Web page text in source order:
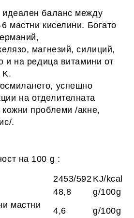
баланс между
мастни киселини. Богато
магнезий, силиций,
и на редица витамини от
K.
успешно
на отделителната
проблеми /акне,
.
на 100 g :
2453/592 KJ/kcal
48,8
g/100g
мастни
4,6 g/100g